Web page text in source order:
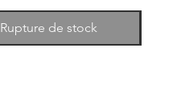
Rupture de stock